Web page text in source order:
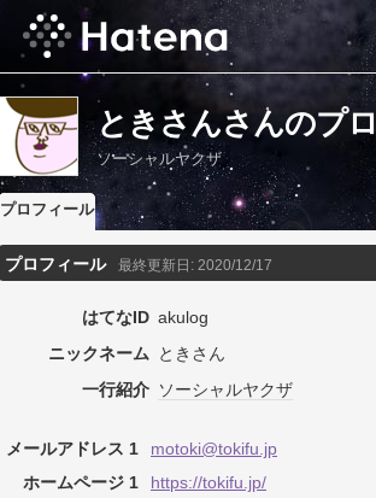
ときさんさんのプ
ソーシャルヤクザ
プロフィール
プロフィール 最終更新日: 2020/12/17
はてなID akulog
ニックネーム ときさん
一行紹介 ソーシャルヤクザ
メールアドレス 1
motoki@tokifu.jp
ホームページ 1
https://tokifu.jp/